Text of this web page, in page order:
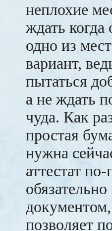
неплохие
ждать когда
одно из
вариант,
пытаться
а не ждать
чуда. Как
простая
нужна
аттестат
позволяет